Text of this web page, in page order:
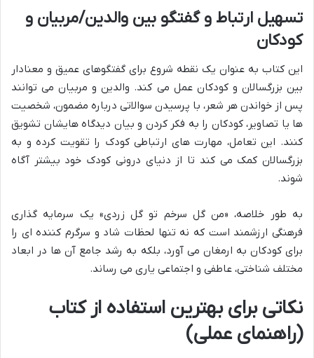
تسهیل ارتباط و گفتگو بین والدین/مربیان و
کودکان
این کتاب به عنوان یک نقطه شروع برای گفتگوهای عمیق و معنادار
بین بزرگسالان و کودکان عمل می کند. والدین و مربیان می توانند
پس از خواندن هر شعر، با پرسیدن سوالاتی درباره مضمون، شخصیت
ها یا تصاویر، کودکان را به فکر کردن و بیان دیدگاه هایشان تشویق
کنند. این تعامل، مهارت های ارتباطی کودک را تقویت کرده و به
بزرگسالان کمک می کند تا از دنیای درونی کودک خود بیشتر آگاه
شوند.
به طور خلاصه، «من گل سرخم تو گل زردی» یک سرمایه گذاری
فرهنگی ارزشمند است که نه تنها لحظات شاد و سرگرم کننده ای را
برای کودکان به ارمغان می آورد، بلکه به رشد جامع آن ها در ابعاد
مختلف شناختی، عاطفی و اجتماعی یاری می رساند.
نکاتی برای بهترین استفاده از کتاب
(راهنمای عملی)